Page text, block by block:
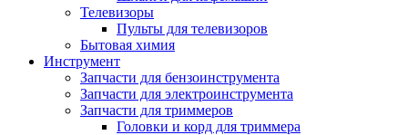
Телевизоры
Пульты для телевизоров
Бытовая химия
Инструмент
Запчасти для бензоинструмента
Запчасти для электроинструмента
Запчасти для триммеров
Головки и корд для триммера